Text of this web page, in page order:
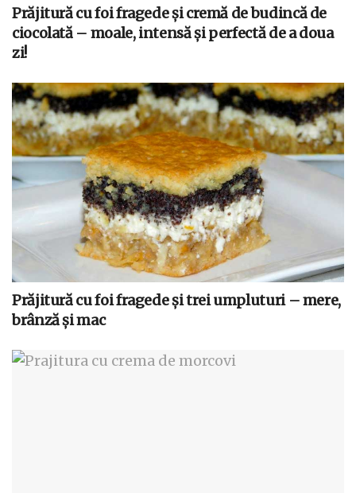
Prăjitură cu foi fragede și cremă de budincă de
ciocolată – moale, intensă și perfectă de a doua
zi!
Prăjitură cu foi fragede și trei umpluturi – mere,
brânză și mac